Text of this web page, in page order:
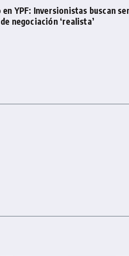
en YPF: Inversionistas buscan
negociación ‘realista’